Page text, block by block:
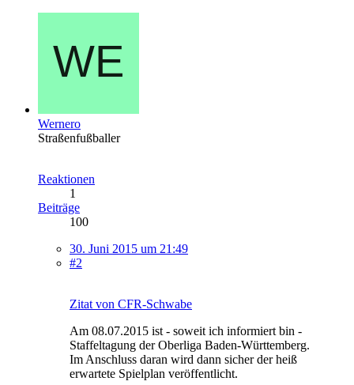
Wernero
Straßenfußballer
Reaktionen
1
Beiträge
100
30. Juni 2015 um 21:49
#2
Zitat von CFR-Schwabe
Am 08.07.2015 ist - soweit ich informiert bin -
Staffeltagung der Oberliga Baden-Württemberg.
Im Anschluss daran wird dann sicher der heiß
erwartete Spielplan veröffentlicht.